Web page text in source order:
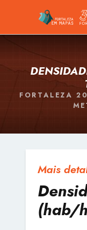
FORTALEZA
Mais
(hab/